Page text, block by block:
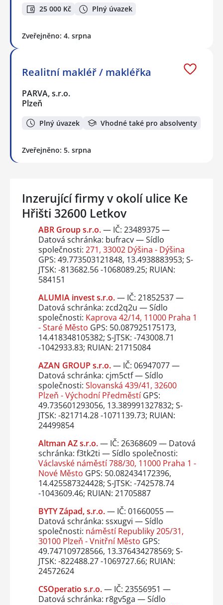
25 000 Kč Plný úvazek
Zveřejněno: 4. srpna
Realitní makléř / makléřka
PARVA, s.r.o.
Plzeň
Plný úvazek Vhodné také pro absolventy
Zveřejněno: 5. srpna
Inzerující firmy v okolí ulice Ke
Hřišti 32600 Letkov
ABR Group s.r.o.— IČ: 23489375 —
Datová schránka: bufracv — Sídlo
společnosti: 271, 33002 Dýšina - Dýšina
GPS: 49.773503121848, 13.4938883953; S-
JTSK: -813682.56 -1068089.25; RUIAN:
584151
ALUMIA invest s.r.o.— IČ: 21852537 —
Datová schránka: zcd2q2u — Sídlo
společnosti: Kaprova 42/14, 11000 Praha 1
- Staré Město GPS: 50.087925175173,
14.418348105382; S-JTSK: -743008.71
-1042933.83; RUIAN: 21715084
AZAN GROUP s.r.o.— IČ: 06947077 —
Datová schránka: cjm5ctf — Sídlo
společnosti: Slovanská 439/41, 32600
Plzeň - Východní PředměstíGPS:
49.735601293056, 13.389991327832; S-
JTSK: -821714.28 -1071139.73; RUIAN:
24499854
Altman AZ s.r.o.— IČ: 26368609 — Datová
schránka: f3tk2ti — Sídlo společnosti:
Václavské náměstí 788/30, 11000 Praha 1 -
Nové Město GPS: 50.082434172396,
14.425587324428; S-JTSK: -742578.74
-1043609.46; RUIAN: 21705887
BYTY Západ, s.r.o.— IČ: 01660055 —
Datová schránka: ssxugvi — Sídlo
společnosti: náměstí Republiky 205/31,
30100 Plzeň - Vnitřní Město GPS:
49.747109728566, 13.376434278569; S-
JTSK: -822488.27 -1069727.66; RUIAN:
24572624
CSOperatio s.r.o.— IČ: 23556951 —
Datová schránka: r8gv5ga — Sídlo